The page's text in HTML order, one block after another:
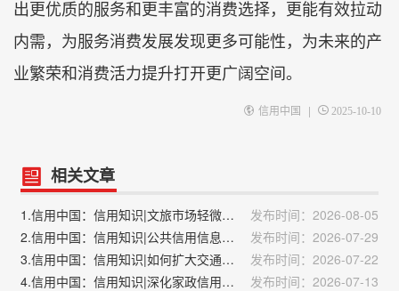
出更优质的服务和更丰富的消费选择，更能有效拉动
内需，为服务消费发展发现更多可能性，为未来的产
业繁荣和消费活力提升打开更广阔空间。
信用中国 | 2025-10-10
相关文章
1.信用中国：信用知识|文旅市场轻微失信主体管理措施
发布时间：2026-08-05
2.信用中国：信用知识|公共信用信息包括哪13类？
发布时间：2026-07-29
3.信用中国：信用知识|如何扩大交通运输行业信用应用场景？
发布时间：2026-07-22
4.信用中国：信用知识|深化家政信用体系建设的措施
发布时间：2026-07-13